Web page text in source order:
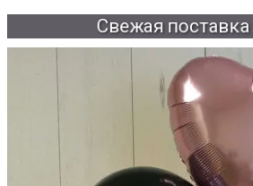
Свежая поставка